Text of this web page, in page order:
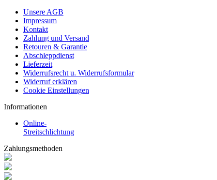
Unsere AGB
Impressum
Kontakt
Zahlung und Versand
Retouren & Garantie
Abschleppdienst
Lieferzeit
Widerrufsrecht u. Widerrufsformular
Widerruf erklären
Cookie Einstellungen
Informationen
Online-
Streitschlichtung
Zahlungsmethoden